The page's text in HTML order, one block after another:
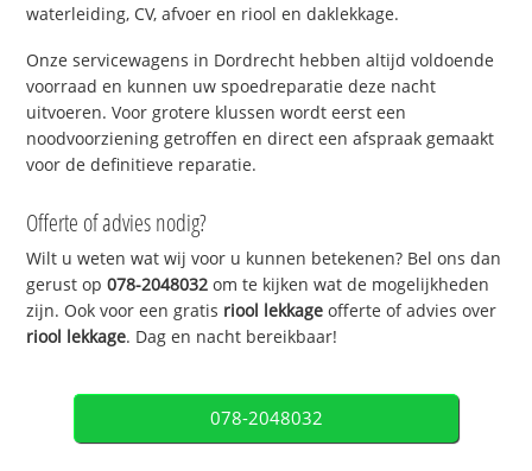
waterleiding, CV, afvoer en riool en daklekkage.
Onze servicewagens in Dordrecht hebben altijd voldoende
voorraad en kunnen uw spoedreparatie deze nacht
uitvoeren. Voor grotere klussen wordt eerst een
noodvoorziening getroffen en direct een afspraak gemaakt
voor de definitieve reparatie.
Offerte of advies nodig?
Wilt u weten wat wij voor u kunnen betekenen? Bel ons dan
gerust op078-2048032 om te kijken wat de mogelijkheden
zijn. Ook voor een gratis riool lekkage offerte of advies over
riool lekkage. Dag en nacht bereikbaar!
078-2048032